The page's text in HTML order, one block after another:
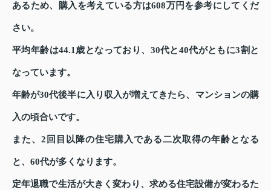
あるため、購入を考えている方は608万円を参考にしてくだ
さい。
平均年齢は44.1歳となっており、30代と40代がともに3割と
なっています。
年齢が30代後半に入り収入が増えてきたら、マンションの購
入の頃合いです。
また、2回目以降の住宅購入である二次取得の年齢となる
と、60代が多くなります。
定年退職で生活が大きく変わり、求める住宅設備が変わるた